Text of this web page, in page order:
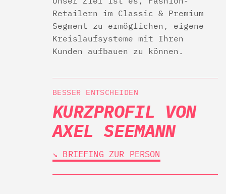
Retailern im Classic & Premium
Segment zu ermöglichen, eigene
Kreislaufsysteme mit Ihren
Kunden aufbauen zu können.
BESSER ENTSCHEIDEN
KURZPROFIL VON
AXEL SEEMANN
↘︎ BRIEFING ZUR PERSON